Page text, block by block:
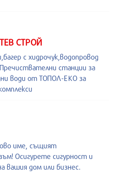
СТРОЙ
с хидрочук,водопровод
станции за
води от ТОПОЛ-ЕКО за
име, същият
Осигурете сигурност и
вашия дом или бизнес.